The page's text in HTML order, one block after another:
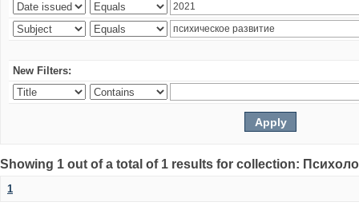
New Filters:
Showing 1 out of a total of 1 results for collection:
1